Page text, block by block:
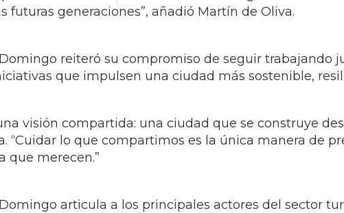
futuras generaciones”, añadió Martín de Oliva.
reiteró su compromiso de seguir trabajando
que impulsen una ciudad más sostenible,
visión compartida: una ciudad que se construye
“Cuidar lo que compartimos es la única manera de
que merecen.”
articula a los principales actores del sector